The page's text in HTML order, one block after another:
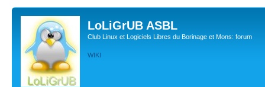
LoLiGrUB ASBL
Club Linux et Logiciels Libres du Borinage et Mons: forum
WIKI